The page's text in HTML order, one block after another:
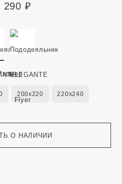
290 ₽
200x220 220x240
О НАЛИЧИИ